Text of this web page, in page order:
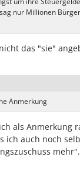
nur Millionen
das "sie"
Anmerkung
als Anmerkung
ich auch noch
mehr".